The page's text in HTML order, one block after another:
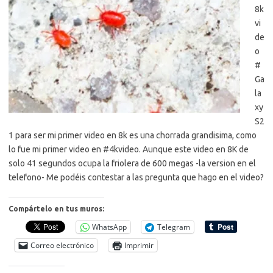
8k
vi
de
o
#
Ga
la
xy
S2
1 para ser mi primer video en 8k es una chorrada grandisima, como
lo fue mi primer video en #4kvideo. Aunque este video en 8K de
solo 41 segundos ocupa la friolera de 600 megas -la version en el
telefono- Me podéis contestar a las pregunta que hago en el video?
Compártelo en tus muros:
WhatsApp
Telegram
Correo electrónico
Imprimir